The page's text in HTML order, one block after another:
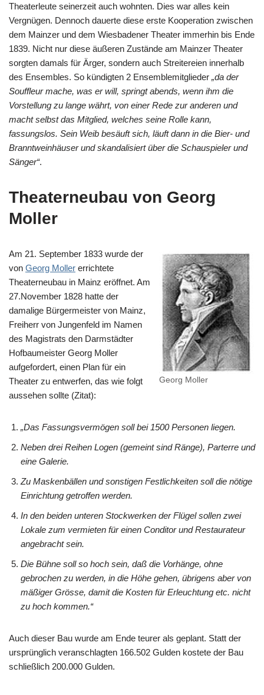
Theaterleute seinerzeit auch wohnten. Dies war alles kein
Vergnügen. Dennoch dauerte diese erste Kooperation zwischen
dem Mainzer und dem Wiesbadener Theater immerhin bis Ende
1839. Nicht nur diese äußeren Zustände am Mainzer Theater
sorgten damals für Ärger, sondern auch Streitereien innerhalb
des Ensembles. So kündigten 2 Ensemblemitglieder „da der
Souffleur mache, was er will, springt abends, wenn ihm die
Vorstellung zu lange währt, von einer Rede zur anderen und
macht selbst das Mitglied, welches seine Rolle kann,
fassungslos. Sein Weib besäuft sich, läuft dann in die Bier- und
Branntweinhäuser und skandalisiert über die Schauspieler und
Sänger“.
Theaterneubau von Georg
Moller
Georg Moller
Am 21. September 1833 wurde der
von Georg Moller errichtete
Theaterneubau in Mainz eröffnet. Am
27.November 1828 hatte der
damalige Bürgermeister von Mainz,
Freiherr von Jungenfeld im Namen
des Magistrats den Darmstädter
Hofbaumeister Georg Moller
aufgefordert, einen Plan für ein
Theater zu entwerfen, das wie folgt
aussehen sollte (Zitat):
„Das Fassungsvermögen soll bei 1500 Personen liegen.
Neben drei Reihen Logen (gemeint sind Ränge), Parterre und
eine Galerie.
Zu Maskenbällen und sonstigen Festlichkeiten soll die nötige
Einrichtung getroffen werden.
In den beiden unteren Stockwerken der Flügel sollen zwei
Lokale zum vermieten für einen Conditor und Restaurateur
angebracht sein.
Die Bühne soll so hoch sein, daß die Vorhänge, ohne
gebrochen zu werden, in die Höhe gehen, übrigens aber von
mäßiger Grösse, damit die Kosten für Erleuchtung etc. nicht
zu hoch kommen.“
Auch dieser Bau wurde am Ende teurer als geplant. Statt der
ursprünglich veranschlagten 166.502 Gulden kostete der Bau
schließlich 200.000 Gulden.